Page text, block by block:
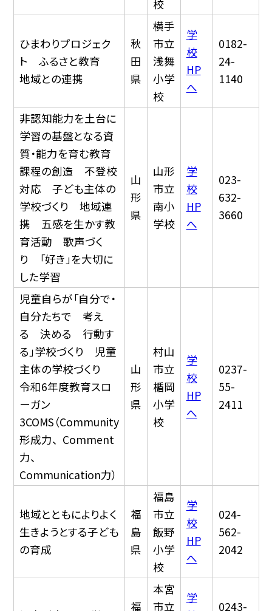
校
ひまわりプロジェク
ト ふるさと教育
地域との連携
秋
田
県
横手
市立
浅舞
小学
校
学
校
HP
へ
0182-
24-
1140
非認知能力を土台に
学習の基盤となる資
質・能力を育む教育
課程の創造 不登校
対応 子ども主体の
学校づくり 地域連
携 五感を生かす教
育活動 歌声づく
り 「好き」を大切に
した学習
山
形
県
山形
市立
南小
学校
学
校
HP
へ
023-
632-
3660
児童自らが「自分で・
自分たちで 考え
る 決める 行動す
る」学校づくり 児童
主体の学校づくり
令和6年度教育スロ
ーガン
3COMS（Community
形成力、 Comment
力、
Communication力）
山
形
県
村山
市立
楯岡
小学
校
学
校
HP
へ
0237-
55-
2411
地域とともによりよく
生きようとする子ども
の育成
福
島
県
福島
市立
飯野
小学
校
学
校
HP
へ
024-
562-
2042
福
本宮
市立
学
0243-